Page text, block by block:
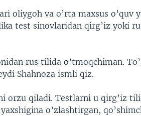
oliygoh va o’rta maxsus o’quv
test sinovlaridan qirg’iz yoki
rus tilida o’tmoqchiman.
Shahnoza ismli qiz.
orzu qiladi. Testlarni u qirg’iz
o’zlashtirgan,